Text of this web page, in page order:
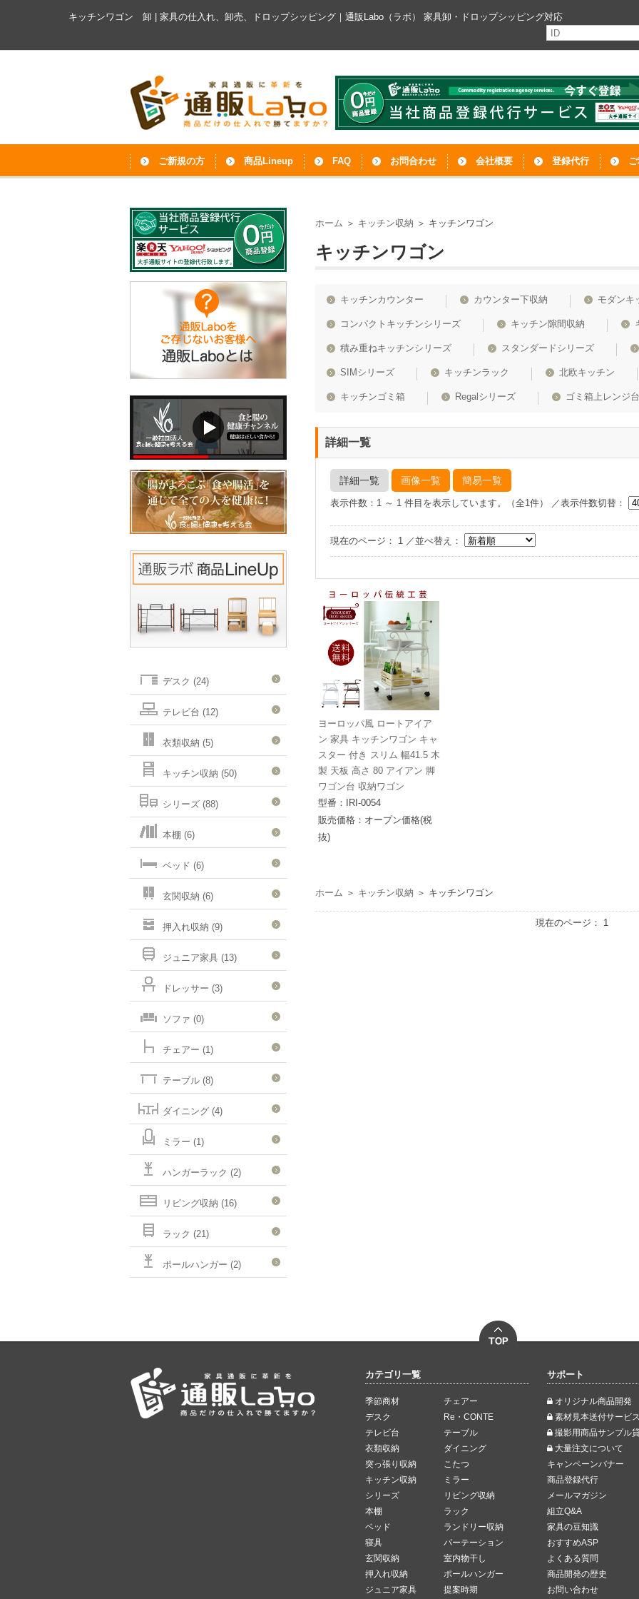
キッチンワゴン 卸 | 家具の仕入れ、卸売、ドロップシッピング｜通販Labo（ラボ） 家具卸・ドロップシッピング対応
ご新規の方 商品Lineup FAQ お問合わせ 会社概要 登録代行
ホーム ＞ キッチン収納 ＞ キッチンワゴン
キッチンワゴン
キッチンカウンター カウンター下収納 モダンキ
コンパクトキッチンシリーズ キッチン隙間収納
積み重ねキッチンシリーズ スタンダードシリーズ
SIMシリーズ キッチンラック 北欧キッチン
キッチンゴミ箱 Regalシリーズ ゴミ箱上レンジ台
詳細一覧
詳細一覧 画像一覧 簡易一覧
表示件数：1 ～ 1 件目を表示しています。（全1件） ／表示件数切替：
現在のページ： 1 ／並べ替え：
ヨーロッパ風 ロートアイア
ン 家具 キッチンワゴン キャ
スター 付き スリム 幅41.5 木
製 天板 高さ 80 アイアン 脚
ワゴン台 収納ワゴン
型番：IRI-0054
販売価格：オープン価格(税
抜)
ホーム ＞ キッチン収納 ＞ キッチンワゴン
現在のページ： 1
デスク (24)
テレビ台 (12)
衣類収納 (5)
キッチン収納 (50)
シリーズ (88)
本棚 (6)
ベッド (6)
玄関収納 (6)
押入れ収納 (9)
ジュニア家具 (13)
ドレッサー (3)
ソファ (0)
チェアー (1)
テーブル (8)
ダイニング (4)
ミラー (1)
ハンガーラック (2)
リビング収納 (16)
ラック (21)
ポールハンガー (2)
カテゴリ一覧
季節商材
チェアー
デスク
Re・CONTE
テレビ台
テーブル
衣類収納
ダイニング
突っ張り収納
こたつ
キッチン収納
ミラー
シリーズ
リビング収納
本棚
ラック
ベッド
ランドリー収納
寝具
パーテーション
玄関収納
室内物干し
押入れ収納
ポールハンガー
ジュニア家具
提案時期
サポート
オリジナル商品開発
素材見本送付サービス
撮影用商品サンプル
大量注文について
キャンペーンバナー
商品登録代行
メールマガジン
組立Q&A
家具の豆知識
おすすめASP
よくある質問
商品開発の歴史
お問い合わせ